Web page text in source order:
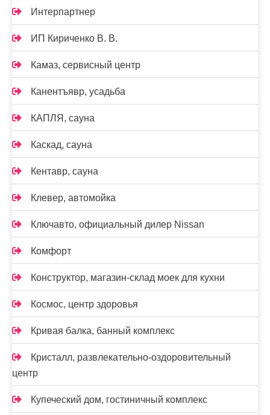
Интерпартнер
ИП Кириченко В. В.
Камаз, сервисный центр
Канентъявр, усадьба
КАПЛЯ, сауна
Каскад, сауна
Кентавр, сауна
Клевер, автомойка
Ключавто, официальный дилер Nissan
Комфорт
Конструктор, магазин-склад моек для кухни
Космос, центр здоровья
Кривая балка, банный комплекс
Кристалл, развлекательно-оздоровительный
центр
Купеческий дом, гостиничный комплекс